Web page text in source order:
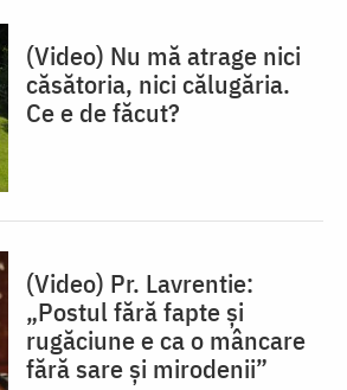
(Video) Nu mă atrage nici
căsătoria, nici călugăria.
Ce e de făcut?
(Video) Pr. Lavrentie:
„Postul fără fapte și
rugăciune e ca o mâncare
fără sare și mirodenii”